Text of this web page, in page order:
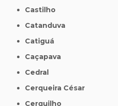
Castilho
Catanduva
Catiguá
Caçapava
Cedral
Cerqueira César
Cerquilho